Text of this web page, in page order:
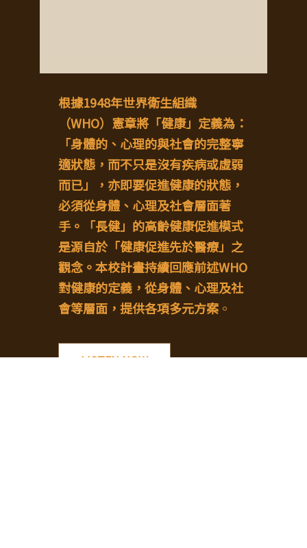
根據1948年世界衛生組織
（WHO）憲章將「健康」定義為：
「身體的、心理的與社會的完整寧
適狀態，而不只是沒有疾病或虛弱
而已」，亦即要促進健康的狀態，
必須從身體、心理及社會層面著
手。「長健」的高齡健康促進模式
是源自於「健康促進先於醫療」之
觀念。本校計畫持續回應前述WHO
對健康的定義，從身體、心理及社
會等層面，提供各項多元方案 。
LISTEN NOW